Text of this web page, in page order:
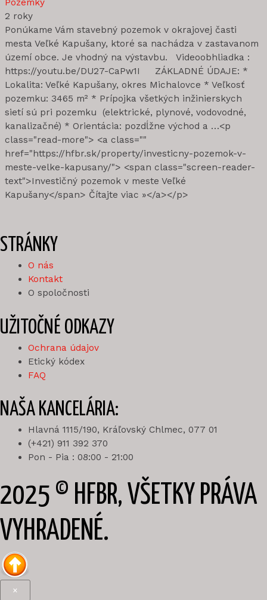
Pozemky
2 roky
Ponúkame Vám stavebný pozemok v okrajovej časti
mesta Veľké Kapušany, ktoré sa nachádza v zastavanom
území obce. Je vhodný na výstavbu. Videoobhliadka :
https://youtu.be/DU27-CaPw1I ZÁKLADNÉ ÚDAJE: *
Lokalita: Veľké Kapušany, okres Michalovce * Veľkosť
pozemku: 3465 m² * Prípojka všetkých inžinierskych
sietí sú pri pozemku (elektrické, plynové, vodovodné,
kanalizačné) * Orientácia: pozdĺžne východ a …<p
class="read-more"> <a class=""
href="https://hfbr.sk/property/investicny-pozemok-v-
meste-velke-kapusany/"> <span class="screen-reader-
text">Investičný pozemok v meste Veľké
Kapušany</span> Čítajte viac »</a></p>
STRÁNKY
O nás
Kontakt
O spoločnosti
UŽITOČNÉ ODKAZY
Ochrana údajov
Etický kódex
FAQ
NAŠA KANCELÁRIA:
Hlavná 1115/190, Kráľovský Chlmec, 077 01
(+421) 911 392 370
Pon - Pia : 08:00 - 21:00
2025 © HFBR, VŠETKY PRÁVA
VYHRADENÉ.
×